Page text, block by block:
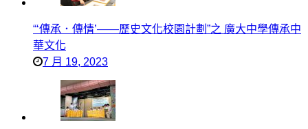
“‘傳承．傳情’——歷史文化校園計劃”之 廣大中學傳承中
華文化
7 月 19, 2023